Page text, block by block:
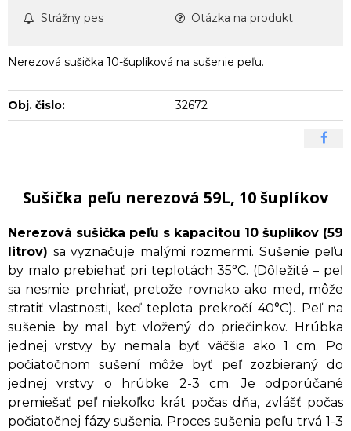
Strážny pes Otázka na produkt
Nerezová sušička 10-šuplíková na sušenie peľu.
Obj. čislo: 32672
Sušička peľu nerezová 59L, 10 šuplíkov
Nerezová sušička peľu s kapacitou 10 šuplíkov (59
litrov) sa vyznačuje malými rozmermi. Sušenie peľu
by malo prebiehať pri teplotách 35°C. (Dôležité – peľ
sa nesmie prehriať, pretože rovnako ako med, môže
stratiť vlastnosti, keď teplota prekročí 40°C). Peľ na
sušenie by mal byt vložený do priečinkov. Hrúbka
jednej vrstvy by nemala byť väčšia ako 1 cm. Po
počiatočnom sušení môže byť peľ zozbieraný do
jednej vrstvy o hrúbke 2-3 cm. Je odporúčané
premiešať peľ niekoľko krát počas dňa, zvlášť počas
počiatočnej fázy sušenia. Proces sušenia peľu trvá 1-3